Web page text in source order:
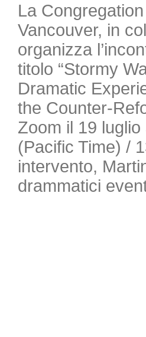
La
Vancouver, in
organizza
titolo “Stormy
Dramatic
the Counter-
Zoom il 19
(Pacific Time) /
intervento,
drammatici